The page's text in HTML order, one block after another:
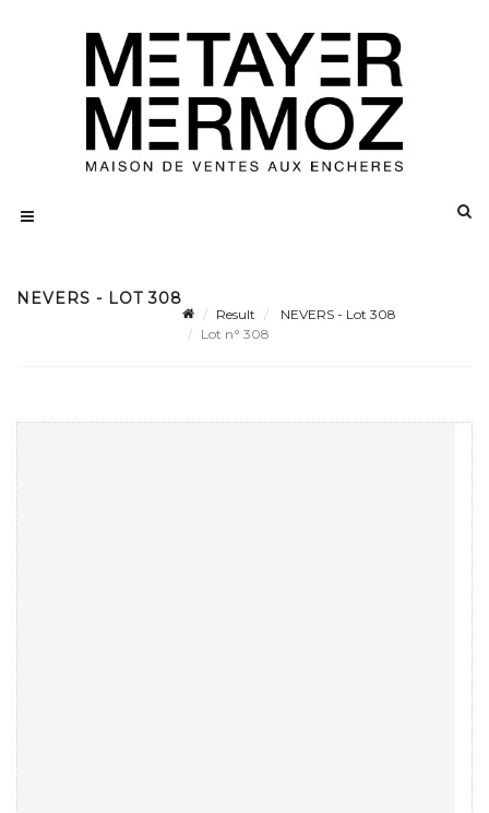
NEVERS - LOT 308
Result
NEVERS - Lot 308
Lot n° 308